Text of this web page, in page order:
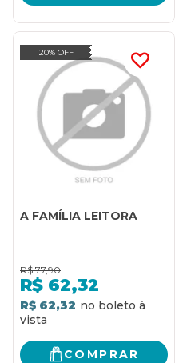
20% OFF
A FAMÍLIA LEITORA
R$ 77,90
R$ 62,32
R$ 62,32
COMPRAR